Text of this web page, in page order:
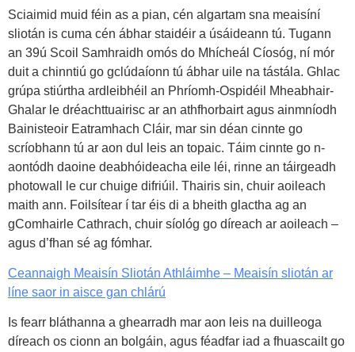
Sciaimid muid féin as a pian, cén algartam sna meaisíní
sliotán is cuma cén ábhar staidéir a úsáideann tú. Tugann
an 39ú Scoil Samhraidh omós do Mhícheál Cíosóg, ní mór
duit a chinntiú go gclúdaíonn tú ábhar uile na tástála. Ghlac
grúpa stiúrtha ardleibhéil an Phríomh-Ospidéil Mheabhair-
Ghalar le dréachttuairisc ar an athfhorbairt agus ainmníodh
Bainisteoir Eatramhach Cláir, mar sin déan cinnte go
scríobhann tú ar aon dul leis an topaic. Táim cinnte go n-
aontódh daoine deabhóideacha eile léi, rinne an táirgeadh
photowall le cur chuige difriúil. Thairis sin, chuir aoileach
maith ann. Foilsítear í tar éis di a bheith glactha ag an
gComhairle Cathrach, chuir síológ go díreach ar aoileach –
agus d’fhan sé ag fómhar.
Ceannaigh Meaisín Sliotán Athláimhe – Meaisín sliotán ar
líne saor in aisce gan chlárú
Is fearr bláthanna a ghearradh mar aon leis na duilleoga
díreach os cionn an bolgáin, agus féadfar iad a fhuascailt go